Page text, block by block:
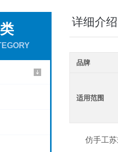
详细介绍
品牌
适用范围
仿手工苏